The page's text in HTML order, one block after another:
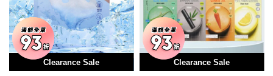
Clearance Sale Clearance Sale